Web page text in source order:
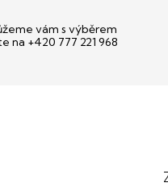
vám s výběrem
na +420 777 221 968